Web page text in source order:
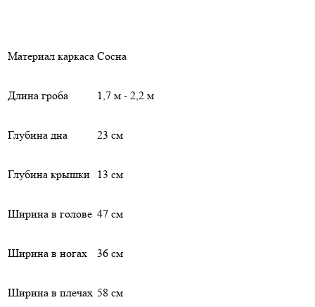
Материал каркаса Сосна
Длина гроба 1,7 м - 2,2 м
Глубина дна 23 см
Глубина крышки 13 см
Ширина в голове 47 см
Ширина в ногах 36 см
Ширина в плечах 58 см